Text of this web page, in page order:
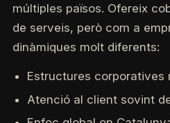
múltiples països. Ofereix
de serveis, però com a
dinàmiques molt diferents:
Estructures corporatives
Atenció al client sovint